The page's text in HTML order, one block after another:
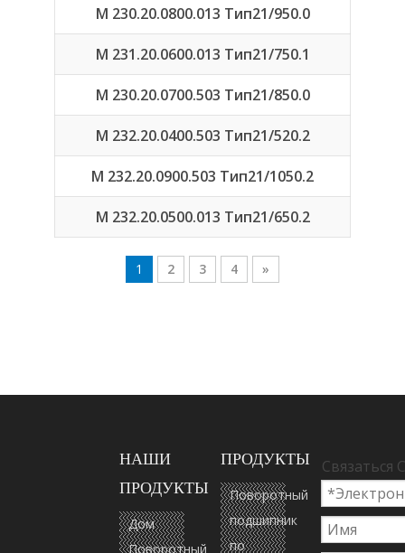
М 230.20.0800.013 Тип21/950.0
М 231.20.0600.013 Тип21/750.1
М 230.20.0700.503 Тип21/850.0
М 232.20.0400.503 Тип21/520.2
М 232.20.0900.503 Тип21/1050.2
М 232.20.0500.013 Тип21/650.2
1 2 3 4 »
НАШИ
ПРОДУКТЫ
Дом
Поворотный
ПРОДУКТЫ
Поворотный
подшипник
по
Связаться